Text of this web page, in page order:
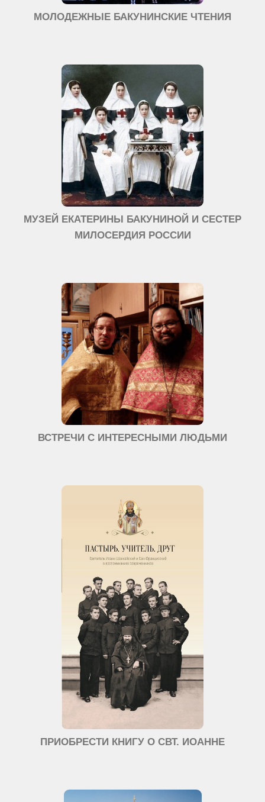
МОЛОДЕЖНЫЕ БАКУНИНСКИЕ ЧТЕНИЯ
МУЗЕЙ ЕКАТЕРИНЫ БАКУНИНОЙ И СЕСТЕР
МИЛОСЕРДИЯ РОССИИ
ВСТРЕЧИ С ИНТЕРЕСНЫМИ ЛЮДЬМИ
ПРИОБРЕСТИ КНИГУ О СВТ. ИОАННЕ